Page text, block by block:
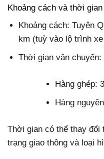
Khoảng cách và thời
Khoảng cách: Tuyên
km (tuỳ vào lộ trình
Thời gian vận chuyển:
Hàng ghép:
Hàng
Thời gian có thể thay
trạng giao thông và loại